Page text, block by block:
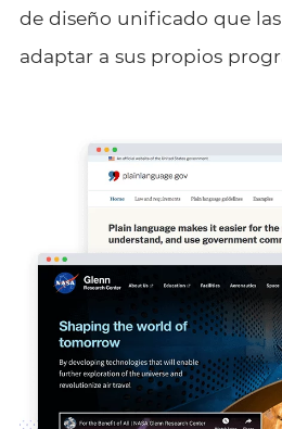
de diseño unificado que
adaptar a sus propios